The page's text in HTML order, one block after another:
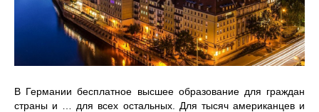
В Германии бесплатное высшее образование для граждан
страны и … для всех остальных. Для тысяч американцев и